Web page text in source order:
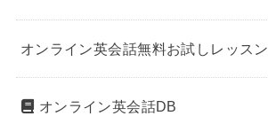
オンライン英会話無料お試しレッスン
オンライン英会話DB